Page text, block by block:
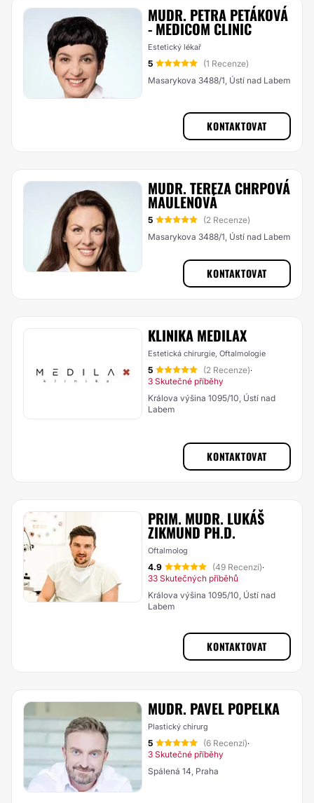
MUDR. PETRA PETÁKOVÁ
- MEDICOM CLINIC
Estetický lékař
5
(1 Recenze)
Masarykova 3488/1, Ústí nad Labem
KONTAKTOVAT
MUDR. TEREZA CHRPOVÁ
MAULENOVÁ
5
(2 Recenze)
Masarykova 3488/1, Ústí nad Labem
KONTAKTOVAT
KLINIKA MEDILAX
Estetická chirurgie, Oftalmologie
5 (2 Recenze)·
3 Skutečné příběhy
Králova výšina 1095/10, Ústí nad
Labem
KONTAKTOVAT
PRIM. MUDR. LUKÁŠ
ZIKMUND PH.D.
Oftalmolog
4.9 (49 Recenzí)·
33 Skutečných příběhů
Králova výšina 1095/10, Ústí nad
Labem
KONTAKTOVAT
MUDR. PAVEL POPELKA
Plastický chirurg
5 (6 Recenzí)·
3 Skutečné příběhy
Spálená 14, Praha